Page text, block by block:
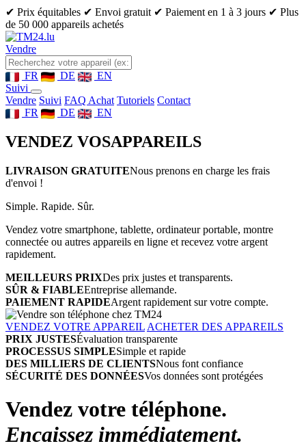
✔ Prix équitables ✔ Envoi gratuit ✔ Paiement en 1 à 3 jours ✔ Plus
de 50 000 appareils achetés
Vendre
FR DE
EN
Suivi
Vendre Suivi FAQ Achat Tutoriels Contact
FR
DE EN
VENDEZ VOSAPPAREILS
LIVRAISON GRATUITENous prenons en charge les frais
d'envoi !
Simple. Rapide. Sûr.
Vendez votre smartphone, tablette, ordinateur portable, montre
connectée ou autres appareils en ligne et recevez votre argent
rapidement.
MEILLEURS PRIXDes prix justes et transparents.
SÛR & FIABLEEntreprise allemande.
PAIEMENT RAPIDEArgent rapidement sur votre compte.
VENDEZ VOTRE APPAREIL ACHETER DES APPAREILS
PRIX JUSTESÉvaluation transparente
PROCESSUS SIMPLESimple et rapide
DES MILLIERS DE CLIENTSNous font confiance
SÉCURITÉ DES DONNÉESVos données sont protégées
Vendez votre téléphone.
Encaissez immédiatement.